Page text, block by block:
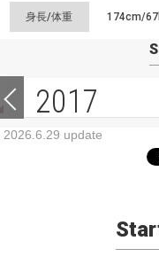
身長/体重 174cm/
2017
2026.6.29 update